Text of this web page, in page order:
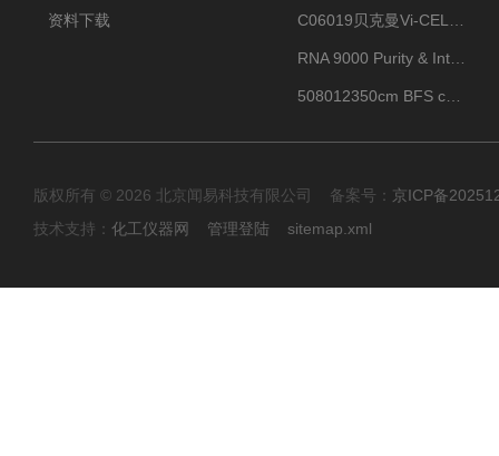
资料下载
版权所有 © 2026 北京闻易科技有限公司 备案号： 京ICP备
技术支持： 化工仪器网 管理登陆 sitemap.xml